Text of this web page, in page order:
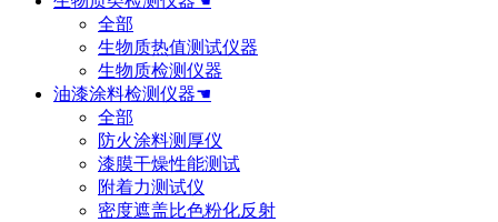
全部
生物质热值测试仪器
生物质检测仪器
油漆涂料检测仪器☚
全部
防火涂料测厚仪
漆膜干燥性能测试
附着力测试仪
密度遮盖比色粉化反射